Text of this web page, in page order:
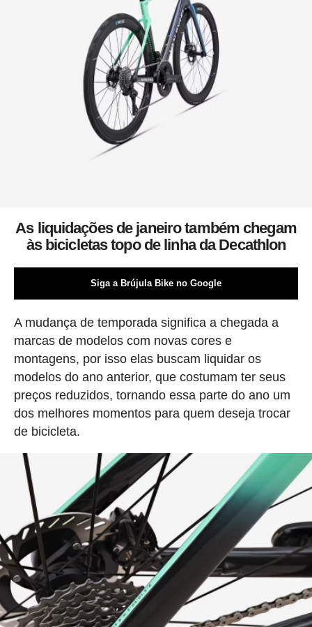
As liquidações de janeiro também chegam
às bicicletas topo de linha da Decathlon
Siga a Brújula Bike no Google
A mudança de temporada significa a chegada a
marcas de modelos com novas cores e
montagens, por isso elas buscam liquidar os
modelos do ano anterior, que costumam ter seus
preços reduzidos, tornando essa parte do ano um
dos melhores momentos para quem deseja trocar
de bicicleta.